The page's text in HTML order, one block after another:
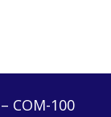
COM-100